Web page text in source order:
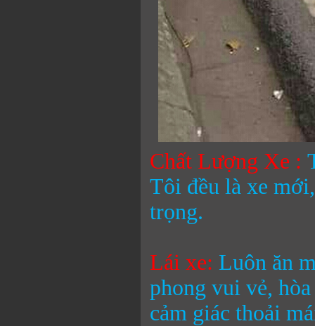
Chất Lượng Xe :
Tôi đều là xe
trọng.
Lái xe: Luôn ăn
phong vui vẻ,
cảm giác thoải